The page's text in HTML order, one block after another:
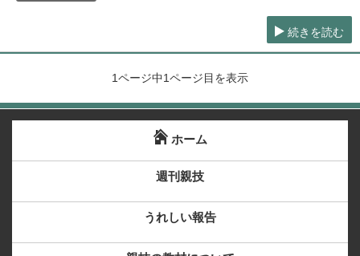
続きを読む
1ページ中1ページ目を表示
ホーム
週刊親技
うれしい報告